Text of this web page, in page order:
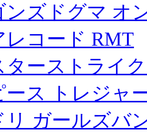
ンズドグマ オ
レコード RMT
ターストライ
ース トレジャ
リ ガールズバ